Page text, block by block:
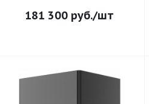
181 300 руб./шт